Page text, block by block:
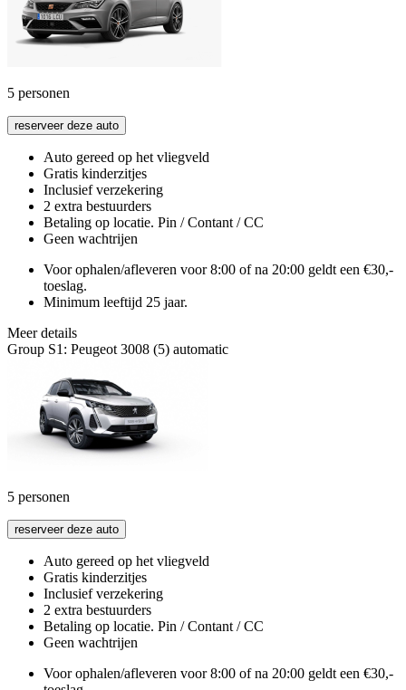
5 personen
reserveer deze auto
Auto gereed op het vliegveld
Gratis kinderzitjes
Inclusief verzekering
2 extra bestuurders
Betaling op locatie. Pin / Contant / CC
Geen wachtrijen
Voor ophalen/afleveren voor 8:00 of na 20:00 geldt een €30,-
toeslag.
Minimum leeftijd 25 jaar.
Meer details
Group S1: Peugeot 3008 (5) automatic
5 personen
reserveer deze auto
Auto gereed op het vliegveld
Gratis kinderzitjes
Inclusief verzekering
2 extra bestuurders
Betaling op locatie. Pin / Contant / CC
Geen wachtrijen
Voor ophalen/afleveren voor 8:00 of na 20:00 geldt een €30,-